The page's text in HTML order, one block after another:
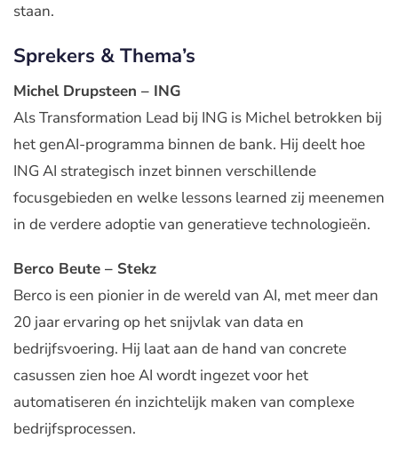
staan.
Sprekers & Thema’s
Michel Drupsteen – ING
Als Transformation Lead bij ING is Michel betrokken bij
het genAI-programma binnen de bank. Hij deelt hoe
ING AI strategisch inzet binnen verschillende
focusgebieden en welke lessons learned zij meenemen
in de verdere adoptie van generatieve technologieën.
Berco Beute – Stekz
Berco is een pionier in de wereld van AI, met meer dan
20 jaar ervaring op het snijvlak van data en
bedrijfsvoering. Hij laat aan de hand van concrete
casussen zien hoe AI wordt ingezet voor het
automatiseren én inzichtelijk maken van complexe
bedrijfsprocessen.